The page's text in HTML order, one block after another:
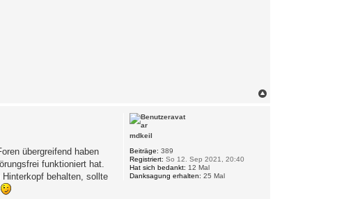
mdkeil
Beiträge: 389
Registriert: So 12. Sep 2021, 20:40
Hat sich bedankt: 12 Mal
Danksagung erhalten: 25 Mal
übergreifend haben
funktioniert hat.
behalten, sollte